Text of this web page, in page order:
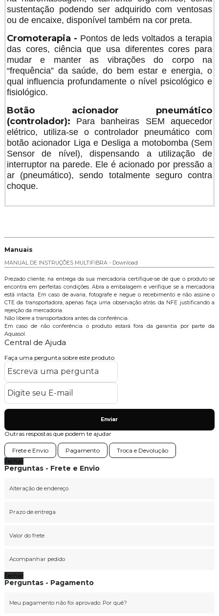
sustentação podendo ser adquirido com ventosas
ou de encaixe, disponível também na cor preta.
Cromoterapia - Pontos de leds voltados a terapia
das cores, ciência que usa diferentes cores para
mudar e manter as vibrações do corpo na
“frequência” da saúde, do bem estar e energia, o
qual influencia profundamente o nível psicológico e
fisiológico.
Botão acionador pneumático
(controlador): Para banheiras SEM aquecedor
elétrico, utiliza-se o controlador pneumático com
botão acionador Liga e Desliga a motobomba (Sem
Sensor de nível), dispensando a utilização de
interruptor na parede. Ele é acionado por pressão a
ar (pneumático), sendo totalmente seguro contra
choque.
Manuais
MANUAL DE INSTRUÇÕES MULTIFIBRA - Download
Prezado cliente, na entrega da sua mercadoria certifique-se de que o produto se
encontra em perfeitas condições. Abra a embalagem e verifique se a mercadoria
está intacta. Em caso de avaria, fotografe e negue o recebimento e não assine o
CTE da transportadora, apenas faça uma observação atrás da NFE justificando a
rejeição da mercadoria.
Não libere a transportadora antes da conferência.
Em caso de não conferência o produto estará fora da garantia por parte da
Aquasol.
Central de Ajuda
Faça uma pergunta sobre este produto
Enviar
Outras respostas que podem te ajudar
Frete e Envio Pagamento
Troca e Devolução
Fechar
Perguntas - Frete e Envio
Alteração de endereço
Prazo de entrega
Valor do frete
Acompanhar pedido
Fechar
Perguntas - Pagamento
Meu pagamento não foi aprovado. Por quê?